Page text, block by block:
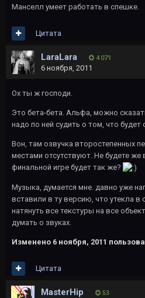
Манселл умеет работать в спешке.
Цитата
LaraLara 4 071
6 ноября, 2011
Ох ты ж господи.
Это бета-бета. Альфа, можно
надо по ней судить о том, что
Вон, там озвучка второстепенных
местами отсутствуют. Не будете же
финальной игре будет так же?
Музыка, думается мне. давно уже
вставили в ту версию, что утекла в
натянуть все текстуры на все
думать о звуках.
Изменено 6 ноября, 2011
Цитата
MasterHip 53